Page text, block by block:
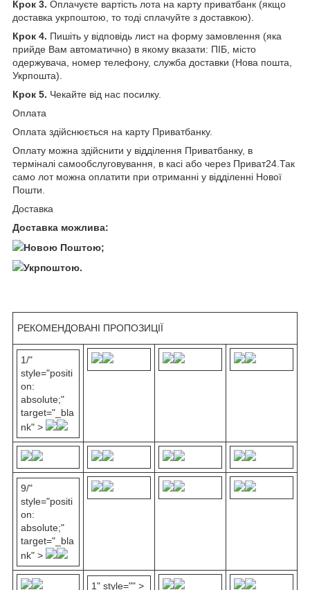
Крок 3. Оплачуєте вартість лота на карту приватбанк (якщо
доставка укрпоштою, то тоді сплачуйте з доставкою).
Крок 4. Пишіть у відповідь лист на форму замовлення (яка
прийде Вам автоматично) в якому вказати: ПІБ, місто
одержувача, номер телефону, служба доставки (Нова пошта,
Укрпошта).
Крок 5. Чекайте від нас посилку.
Оплата
Оплата здійснюється на карту Приватбанку.
Оплату можна здійснити у відділення Приватбанку, в
терміналі самообслуговування, в касі або через Приват24.Так
само лот можна оплатити при отриманні у відділенні Нової
Пошти.
Доставка
Доставка можлива:
Новою Поштою;
Укрпоштою.
РЕКОМЕНДОВАНІ ПРОПОЗИЦІЇ
1/"
style="positi
on:
absolute;"
target="_bla
nk" >
9/"
style="positi
on:
absolute;"
target="_bla
nk" >
1" style="" >